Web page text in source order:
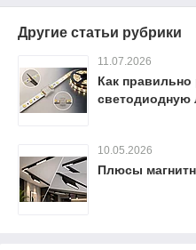
Другие статьи рубрики
11.07.2026
Как правильно
светодиодную
10.05.2026
Плюсы